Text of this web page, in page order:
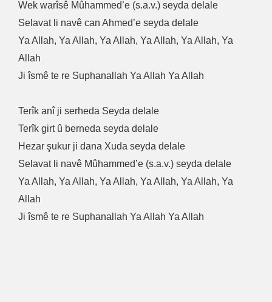
Wek warîsê Mûhammed’e (s.a.v.) seyda delale
Selavat li navê can Ahmed’e seyda delale
Ya Allah, Ya Allah, Ya Allah, Ya Allah, Ya Allah, Ya
Allah
Ji îsmê te re Suphanallah Ya Allah Ya Allah
Terîk anî ji serheda Seyda delale
Terîk girt û berneda seyda delale
Hezar şukur ji dana Xuda seyda delale
Selavat li navê Mûhammed’e (s.a.v.) seyda delale
Ya Allah, Ya Allah, Ya Allah, Ya Allah, Ya Allah, Ya
Allah
Ji îsmê te re Suphanallah Ya Allah Ya Allah